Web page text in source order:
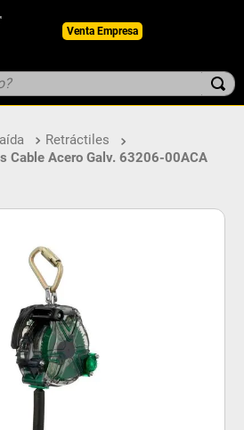
Venta Empresa
Retráctiles
Cable Acero Galv. 63206-00ACA
1. botin
casco